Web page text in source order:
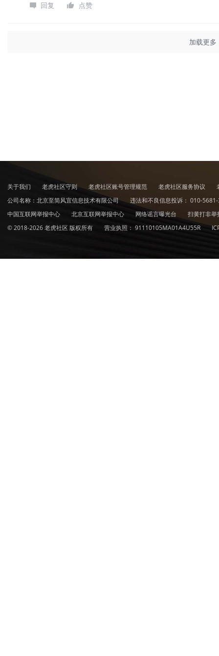
回复 点赞
加载更多
关于我们 老虎社区守则 老虎社区账号管理规范 老虎社区服务协议
公司名称：北京至简风宜信息技术有限公司
违法和不良信息投诉： 010-
中国互联网举报中心
北京互联网举报中心 网络谣言曝光台
扫黄打非
© 2018-2026 老虎社区 版权所有
营业执照： 91110105MA01A4U55R